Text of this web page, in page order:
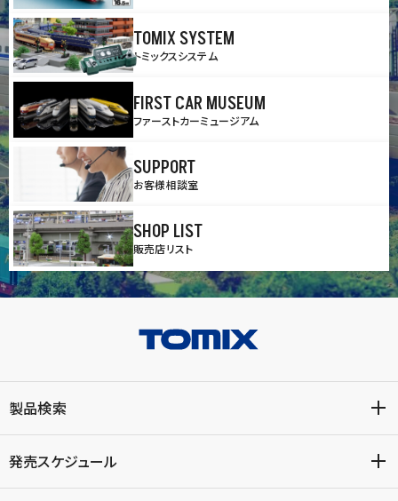
TOMIX SYSTEM
トミックスシステム
FIRST CAR MUSEUM
ファーストカーミュージアム
SUPPORT
お客様相談室
SHOP LIST
販売店リスト
製品検索
発売スケジュール